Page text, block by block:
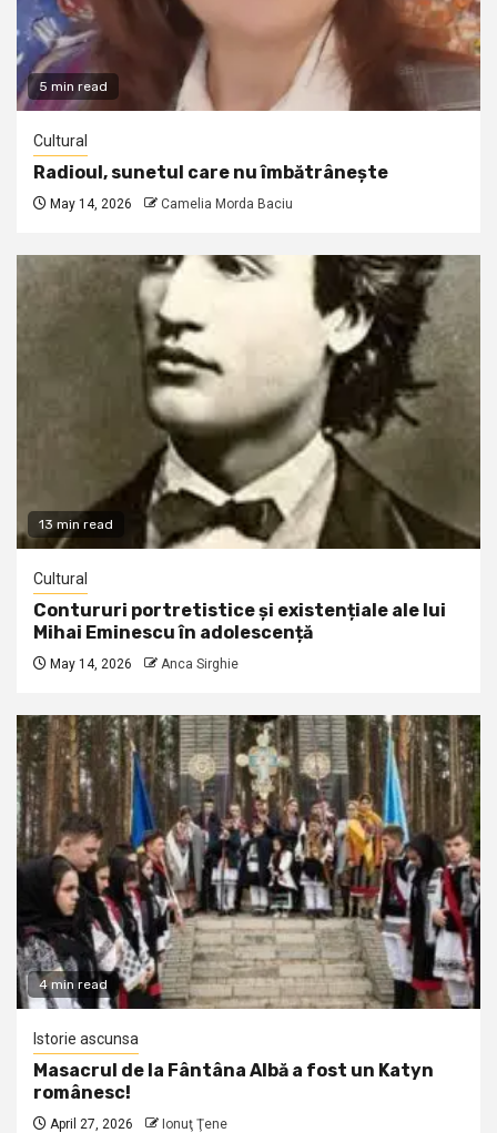
5 min read
Cultural
Radioul, sunetul care nu îmbătrânește
May 14, 2026 Camelia Morda Baciu
13 min read
Cultural
Contururi portretistice și existențiale ale lui
Mihai Eminescu în adolescență
May 14, 2026 Anca Sirghie
4 min read
Istorie ascunsa
Masacrul de la Fântâna Albă a fost un Katyn
românesc!
April 27, 2026 Ionuţ Ţene